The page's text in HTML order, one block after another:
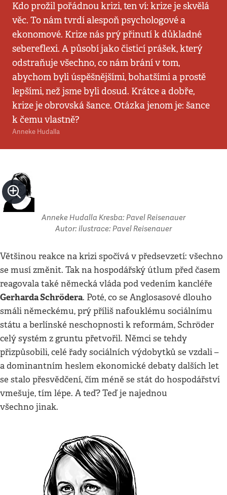
Kdo prožil pořádnou krizi, ten ví: krize je skvělá
věc. To nám tvrdí alespoň psychologové a
ekonomové. Krize nás prý přinutí k důkladné
sebereflexi. A působí jako čisticí prášek, který
odstraňuje všechno, co nám brání v tom,
abychom byli úspěšnějšími, bohatšími a prostě
lepšími, než jsme byli dosud. Krátce a dobře,
krize je obrovská šance. Otázka jenom je: šance
k čemu vlastně?
Anneke Hudalla
Anneke Hudalla Kresba: Pavel Reisenauer
Autor: ilustrace: Pavel Reisenauer
Většinou reakce na krizi spočívá v předsevzetí: všechno
se musí změnit. Tak na hospodářský útlum před časem
reagovala také německá vláda pod vedením kancléře
Gerharda Schrödera. Poté, co se Anglosasové dlouho
smáli německému, prý příliš nafouklému sociálnímu
státu a berlínské neschopnosti k reformám, Schröder
celý systém z gruntu přetvořil. Němci se tehdy
přizpůsobili, celé řady sociálních výdobytků se vzdali –
a dominantním heslem ekonomické debaty dalších let
se stalo přesvědčení, čím méně se stát do hospodářství
vmešuje, tím lépe. A teď? Teď je najednou
všechno jinak.